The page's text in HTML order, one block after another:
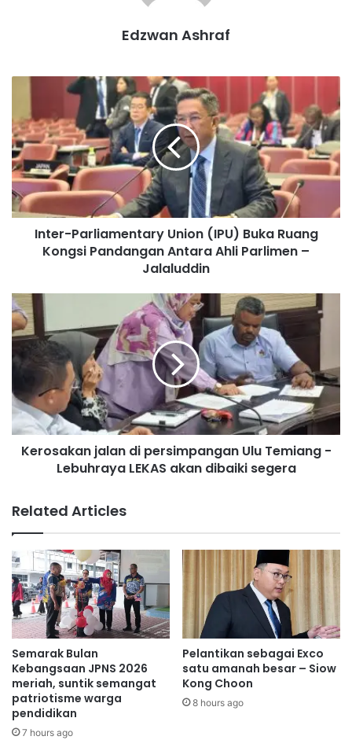
Edzwan Ashraf
t
e
r
-
P
a
r
e
n
t
r
U
n
i
P
U
B
u
k
a
R
a
n
g
K
o
Inter-Parliamentary Union (IPU) Buka Ruang
Kongsi Pandangan Antara Ahli Parlimen –
Jalaluddin
K
e
r
k
a
n
n
d
i
p
e
r
s
i
m
p
a
n
g
a
Kerosakan jalan di persimpangan Ulu Temiang -
Lebuhraya LEKAS akan dibaiki segera
Related Articles
Semarak Bulan
Kebangsaan JPNS 2026
meriah, suntik semangat
patriotisme warga
pendidikan
7 hours ago
Pelantikan sebagai Exco
satu amanah besar – Siow
Kong Choon
8 hours ago